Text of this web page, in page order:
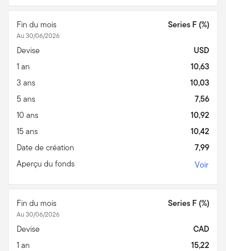
Fin du mois
Au 30/06/2026
Series F (%)
Devise
USD
1 an
10,63
3 ans
10,03
5 ans
7,56
10 ans
10,92
15 ans
10,42
Date de création
7,99
Aperçu du fonds
Voir
Fin du mois
Au 30/06/2026
Series F (%)
Devise
CAD
1 an
15,22